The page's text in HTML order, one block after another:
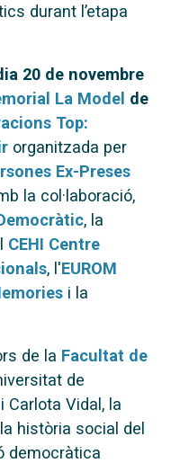
durant l’etapa
20 de novembre
La Model de
Top:
organitzada per
Ex-Preses
la col·laboració,
, la
CEHI Centre
, l'EUROM
i la
de la Facultat de
de
Carlota Vidal, la
història social del
democràtica